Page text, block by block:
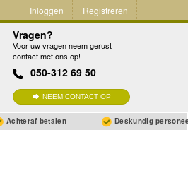
Inloggen Registreren
Vragen?
Voor uw vragen neem gerust
contact met ons op!
050-312 69 50
NEEM CONTACT OP
Achteraf betalen Deskundig